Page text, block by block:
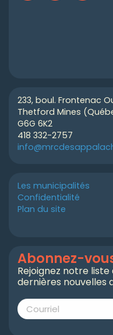
233, boul. Frontenac
Thetford Mines
G6G 6K2
418 332-2757
Les municipalités
Confidentialité
Plan du site
Abonnez-
Rejoignez notre
dernières nouvelles